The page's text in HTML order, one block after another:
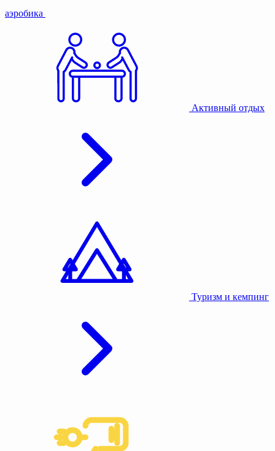
аэробика
Активный отдых
Туризм и кемпинг